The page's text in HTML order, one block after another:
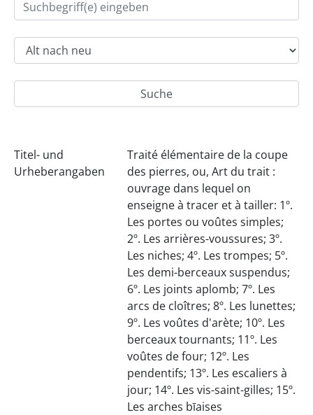
Titel- und
Urheberangaben
Traité élémentaire de la coupe
des pierres, ou, Art du trait :
ouvrage dans lequel on
enseigne à tracer et à tailler: 1º.
Les portes ou voûtes simples;
2º. Les arrières-voussures; 3º.
Les niches; 4º. Les trompes; 5º.
Les demi-berceaux suspendus;
6º. Les joints aplomb; 7º. Les
arcs de cloîtres; 8º. Les lunettes;
9º. Les voûtes d'arète; 10º. Les
berceaux tournants; 11º. Les
voûtes de four; 12º. Les
pendentifs; 13º. Les escaliers à
jour; 14º. Les vis-saint-gilles; 15º.
Les arches bīaises